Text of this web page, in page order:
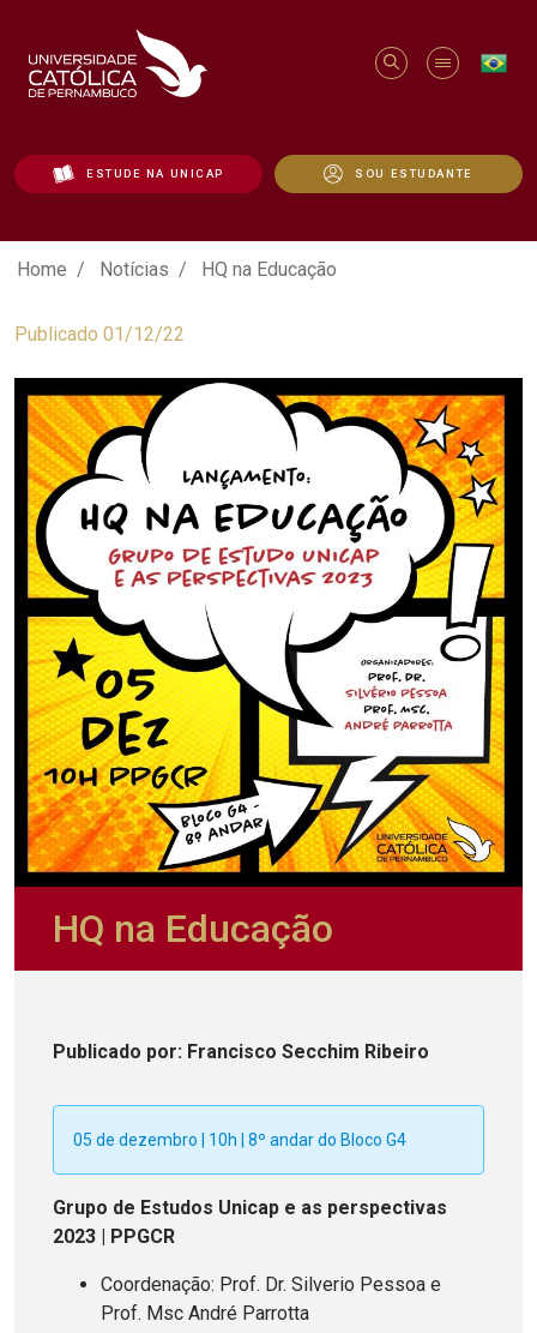
ESTUDE NA UNICAP SOU ESTUDANTE
HQ na Educação - Unicap
Home Notícias HQ na Educação
Publicado 01/12/22
HQ na Educação
Publicado por: Francisco Secchim Ribeiro
05 de dezembro | 10h | 8º andar do Bloco G4
Grupo de Estudos Unicap e as perspectivas
2023 | PPGCR
Coordenação: Prof. Dr. Silverio Pessoa e
Prof. Msc André Parrotta